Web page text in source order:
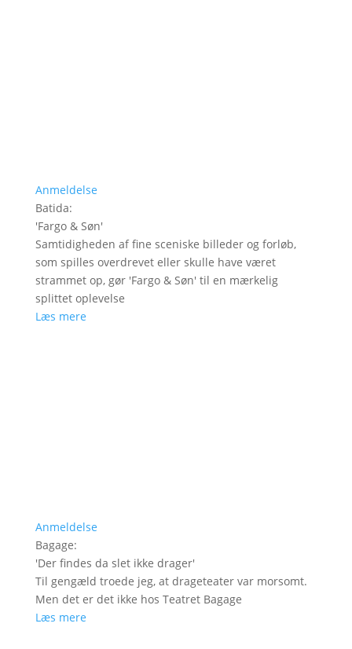
Anmeldelse
Batida:
'Fargo & Søn'
Samtidigheden af fine sceniske billeder og forløb,
som spilles overdrevet eller skulle have været
strammet op, gør 'Fargo & Søn' til en mærkelig
splittet oplevelse
Læs mere
Anmeldelse
Bagage:
'Der findes da slet ikke drager'
Til gengæld troede jeg, at drageteater var morsomt.
Men det er det ikke hos Teatret Bagage
Læs mere